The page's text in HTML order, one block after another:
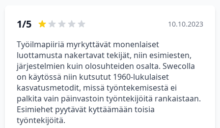
1/5 10.10.2023
Työilmapiiriä myrkyttävät monenlaiset
luottamusta nakertavat tekijät, niin esimiesten,
järjestelmien kuin olosuhteiden osalta. Swecolla
on käytössä niin kutsutut 1960-lukulaiset
kasvatusmetodit, missä työntekemisestä ei
palkita vain päinvastoin työntekijöitä rankaistaan.
Esimiehet pyytävät kyttäämään toisia
työntekijöitä.